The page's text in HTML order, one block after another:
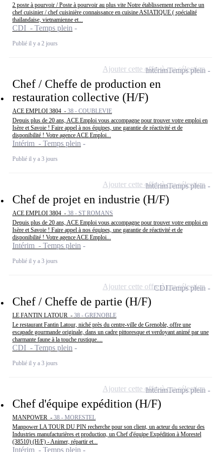
2 poste à pourvoir / Poste à pourvoir au plus vite Notre établissement recherche un
chef cuisinier / chef cuisinière connaissance en cuisine ASIATIQUE ( spécialité
thaïlandaise, vietnamienne et...
CDI - Temps plein
Publié il y a 2 jours
Chef / Cheffe de production en
restauration collective (H/F)
ACE EMPLOI 3804 - 38 - COUBLEVIE
Depuis plus de 20 ans, ACE Emploi vous accompagne pour trouver votre emploi en
Isère et Savoie ! Faire appel à nos équipes, une garantie de réactivité et de
disponibilité ! Votre agence ACE Emploi...
Intérim - Temps plein
Publié il y a 3 jours
IntérimTemps plein
Ajouter cette offre à ma sélection
Chef de projet en industrie (H/F)
ACE EMPLOI 3804 - 38 - ST ROMANS
Depuis plus de 20 ans, ACE Emploi vous accompagne pour trouver votre emploi en
Isère et Savoie ! Faire appel à nos équipes, une garantie de réactivité et de
disponibilité ! Votre agence ACE Emploi...
Intérim - Temps plein
Publié il y a 3 jours
IntérimTemps plein
Ajouter cette offre à ma sélection
Chef / Cheffe de partie (H/F)
LE FANTIN LATOUR - 38 - GRENOBLE
Le restaurant Fantin Latour, niché près du centre-ville de Grenoble, offre une
escapade gourmande originale, dans un cadre pittoresque et verdoyant animé par une
charmante faune à la touche rustique....
CDI - Temps plein
Publié il y a 3 jours
CDITemps plein
Ajouter cette offre à ma sélection
Chef d'équipe expédition (H/F)
MANPOWER - 38 - MORESTEL
Manpower LA TOUR DU PIN recherche pour son client, un acteur du secteur des
Industries manufacturières et production, un Chef d'équipe Expédition à Morestel
(38510) (H/F) - Animer, répartir et...
Intérim - Temps plein
IntérimTemps plein
Ajouter cette offre à ma sélection